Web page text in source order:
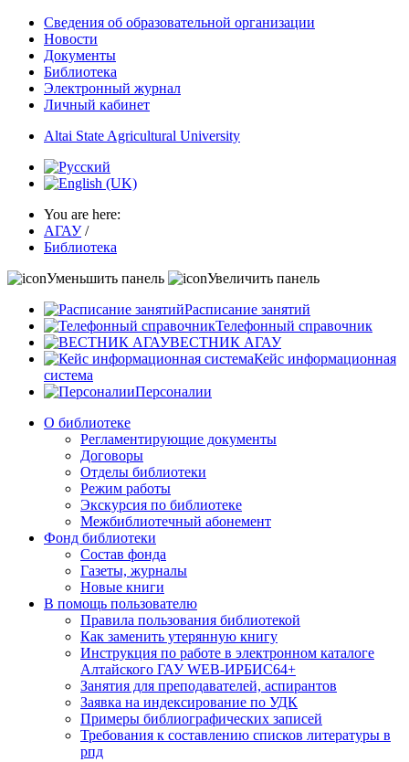
Сведения об образовательной организации
Новости
Документы
Библиотека
Электронный журнал
Личный кабинет
Altai State Agricultural University
You are here:
АГАУ /
Библиотека
Уменьшить панель
Увеличить панель
Расписание занятий
Телефонный справочник
ВЕСТНИК АГАУ
Кейс информационная
система
Персоналии
О библиотеке
Регламентирующие документы
Договоры
Отделы библиотеки
Режим работы
Экскурсия по библиотеке
Межбиблиотечный абонемент
Фонд библиотеки
Состав фонда
Газеты, журналы
Новые книги
В помощь пользователю
Правила пользования библиотекой
Как заменить утерянную книгу
Инструкция по работе в электронном каталоге
Алтайского ГАУ WEB-ИРБИС64+
Занятия для преподавателей, аспирантов
Заявка на индексирование по УДК
Примеры библиографических записей
Требования к составлению списков литературы в
рпд